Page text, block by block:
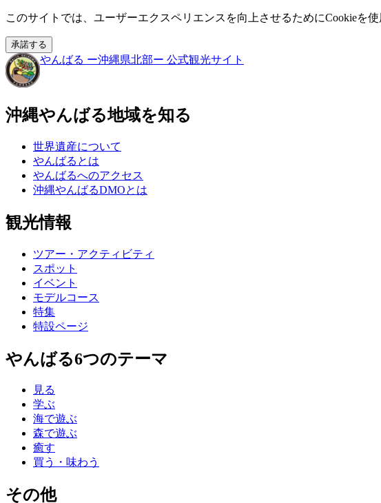
このサイトでは、ユーザーエクスペリエンスを向上させるためにCookieを
承諾する
やんばる ー沖縄県北部ー 公式観光サイト
沖縄やんばる地域を知る
世界遺産について
やんばるとは
やんばるへのアクセス
沖縄やんばるDMOとは
観光情報
ツアー・アクティビティ
スポット
イベント
モデルコース
特集
特設ページ
やんばる6つのテーマ
見る
学ぶ
海で遊ぶ
森で遊ぶ
癒す
買う・味わう
その他